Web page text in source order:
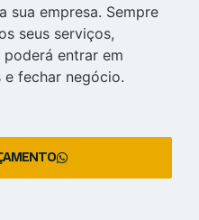
sua empresa. Sempre
seus serviços,
entrar em
fechar negócio.